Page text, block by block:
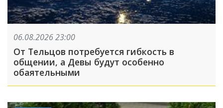
06.08.2026 23:00
От Тельцов потребуется гибкость в
общении, а Девы будут особенно
обаятельными